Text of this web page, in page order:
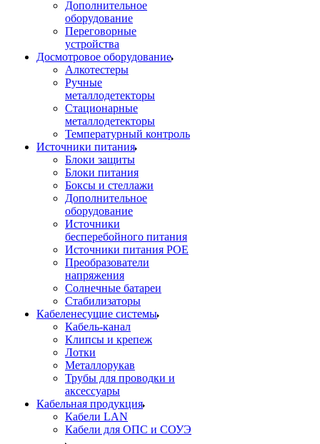
Дополнительное
оборудование
Переговорные
устройства
Досмотровое оборудование
Алкотестеры
Ручные
металлодетекторы
Стационарные
металлодетекторы
Температурный контроль
Источники питания
Блоки защиты
Блоки питания
Боксы и стеллажи
Дополнительное
оборудование
Источники
бесперебойного питания
Источники питания POE
Преобразователи
напряжения
Солнечные батареи
Стабилизаторы
Кабеленесущие системы
Кабель-канал
Клипсы и крепеж
Лотки
Металлорукав
Трубы для проводки и
аксессуары
Кабельная продукция
Кабели LAN
Кабели для ОПС и СОУЭ